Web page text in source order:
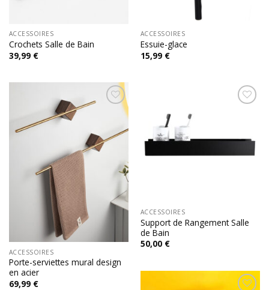
ACCESSOIRES
Crochets Salle de Bain
39,99 €
ACCESSOIRES
Essuie-glace
15,99 €
Add to
wishlist
ACCESSOIRES
Porte-serviettes mural design
en acier
69,99 €
wishlist
ACCESSOIRES
Support de Rangement Salle
de Bain
50,00 €